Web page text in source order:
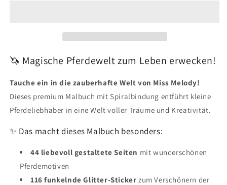
Stickern
Stickern
🦄 Magische Pferdewelt zum Leben erwecken!
Tauche ein in die zauberhafte Welt von Miss Melody!
Dieses premium Malbuch mit Spiralbindung entführt kleine
Pferdeliebhaber in eine Welt voller Träume und Kreativität.
✨ Das macht dieses Malbuch besonders:
44 liebevoll gestaltete Seiten mit wunderschönen
Pferdemotiven
116 funkelnde Glitter-Sticker zum Verschönern der